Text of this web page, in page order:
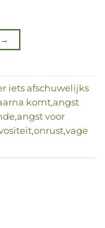
→
iets afschuwelijks
komt,angst
,angst voor
,onrust,vage